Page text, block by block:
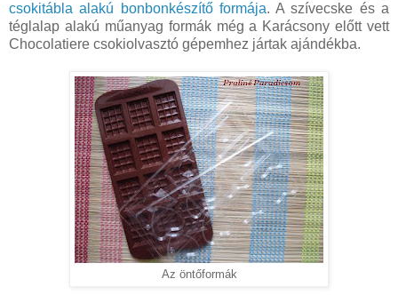
csokitábla alakú bonbonkészítő formája. A szívecske és a
téglalap alakú műanyag formák még a Karácsony előtt vett
Chocolatiere csokiolvasztó gépemhez jártak ajándékba.
Az öntőformák